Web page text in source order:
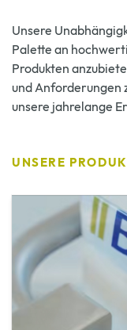
Unsere
Palette an
Produkten
und Anforderungen
unsere jahrelange
UNSERE